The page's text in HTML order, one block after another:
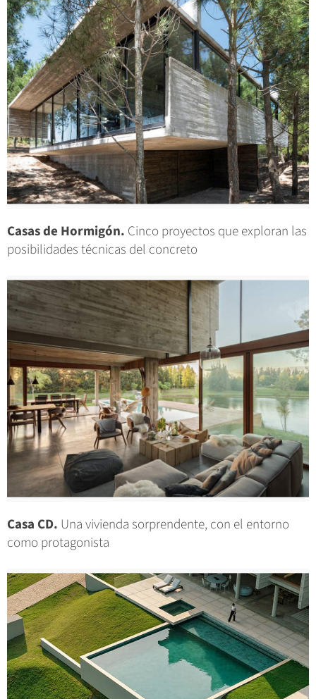
Casas de Hormigón. Cinco proyectos que exploran las
posibilidades técnicas del concreto
Casa CD. Una vivienda sorprendente, con el entorno
como protagonista